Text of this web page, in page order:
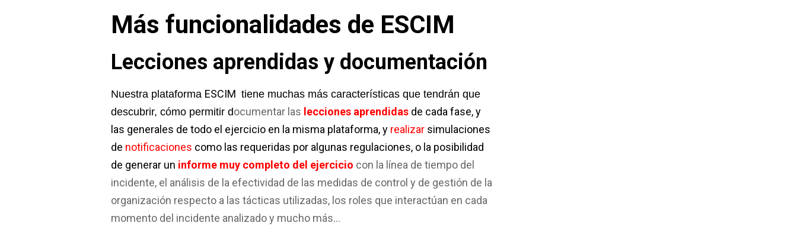
Más funcionalidades de ESCIM
Lecciones aprendidas y documentación
Nuestra plataforma ESCIM tiene muchas más características que tendrán que
descubrir, cómo permitir documentar las lecciones aprendidas de cada fase, y
las generales de todo el ejercicio en la misma plataforma, y realizar simulaciones
de notificaciones como las requeridas por algunas regulaciones, o la posibilidad
de generar un informe muy completo del ejercicio con la línea de tiempo del
incidente, el análisis de la efectividad de las medidas de control y de gestión de la
organización respecto a las tácticas utilizadas, los roles que interactúan en cada
momento del incidente analizado y mucho más…